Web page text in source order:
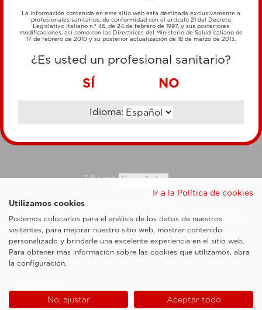
MÉTODOS DE PAGO
TRANSFERENCIA BANCARIA
Idioma:
Esaote SpA ©2026 - Vat Code IT05131180969
Sociedad sujeta a la actividad de dirección y coordinación de Shanghai Luzi
Enterprise Management Consultancy Center (Limited Partnership)
Notas legales
Cookie Policy
La información contenida en este sitio web está destinada exclusivamente a
profesionales sanitarios, de conformidad con el artículo 21 del Decreto
Legislativo italiano n.º 46, de 24 de febrero de 1997, y sus posteriores
modificaciones, así como con las Directrices del Ministerio de Salud italiano de
17 de febrero de 2010 y su posterior actualización de 18 de marzo de 2013.
¿Es usted un profesional sanitario?
SÍ NO
Idioma:
Ir a la Política de cookies
Utilizamos cookies
Podemos colocarlos para el análisis de los datos de nuestros
visitantes, para mejorar nuestro sitio web, mostrar contenido
personalizado y brindarle una excelente experiencia en el sitio web.
Para obtener más información sobre las cookies que utilizamos, abra
la configuración.
No, ajustar Aceptar todo